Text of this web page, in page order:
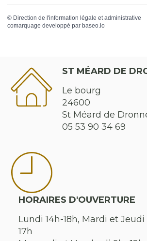
© Direction de l'information légale et administrative
comarquage developpé par baseo.io
ST MÉARD DE
Le bourg
24600
St Méard de
05 53 90 34 69
HORAIRES D'OUVERTURE
Lundi 14h-18h, Mardi et Jeudi
17h